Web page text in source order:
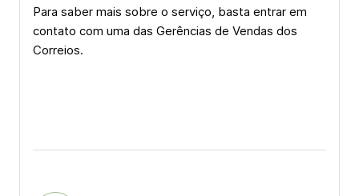
Para saber mais sobre o serviço, basta entrar em
contato com uma das Gerências de Vendas dos
Correios.